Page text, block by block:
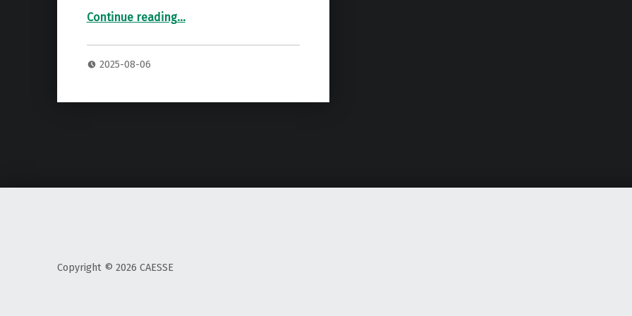
Continue reading“MARSHALL BLUESBREAKER COMBO コンボアンプ 専用ハードケース 2P”
…
2025-08-06
Copyright © 2026 CAESSE